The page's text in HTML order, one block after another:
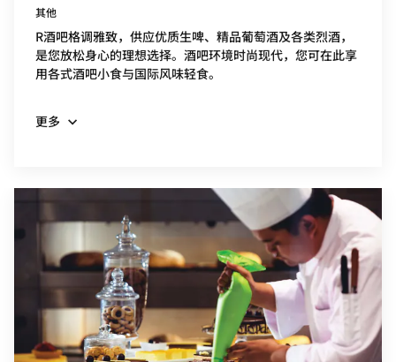
其他
R酒吧格调雅致，供应优质生啤、精品葡萄酒及各类烈酒，
是您放松身心的理想选择。酒吧环境时尚现代，您可在此享
用各式酒吧小食与国际风味轻食。
更多